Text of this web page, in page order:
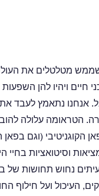
מטלטלים את
חיים ויהיו להן
אנחנו נתאמץ לעבד את
עלולה להוביל
הקוגניטיבי (וגם
וסיטואציות בחיי
נחוש תחושות
העיכול ועל חילוף